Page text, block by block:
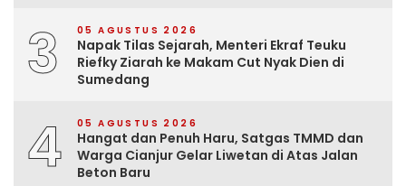
3 05 AGUSTUS 2026
Napak Tilas Sejarah, Menteri Ekraf Teuku
Riefky Ziarah ke Makam Cut Nyak Dien di
Sumedang
4 05 AGUSTUS 2026
Hangat dan Penuh Haru, Satgas TMMD dan
Warga Cianjur Gelar Liwetan di Atas Jalan
Beton Baru